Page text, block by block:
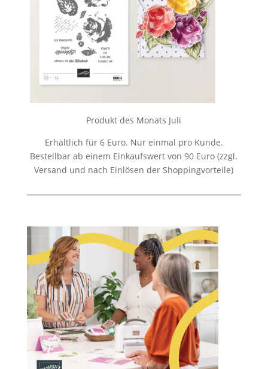
Produkt des Monats Juli
Erhältlich für 6 Euro. Nur einmal pro Kunde.
Bestellbar ab einem Einkaufswert von 90 Euro (zzgl.
Versand und nach Einlösen der Shoppingvorteile)